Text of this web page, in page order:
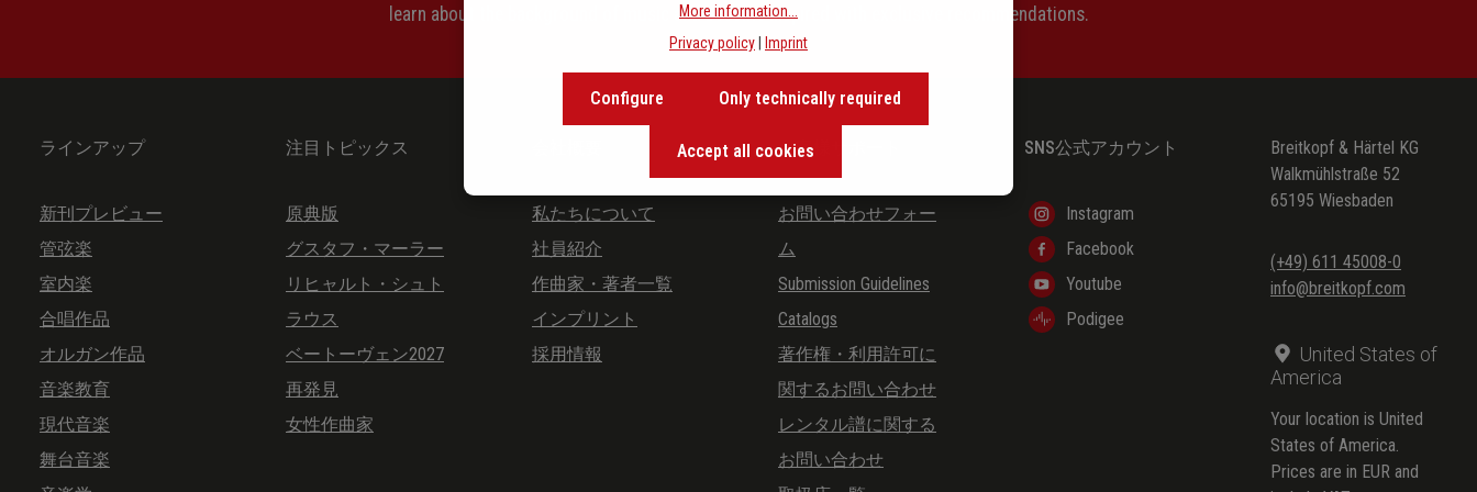
learn about the background of music and become inspired with exclusive recommendations.
ラインアップ
新刊プレビュー
管弦楽
室内楽
合唱作品
オルガン作品
音楽教育
現代音楽
舞台音楽
注目トピックス
原典版
グスタフ・マーラー
リヒャルト・シュト
ラウス
ベートーヴェン2027
再発見
女性作曲家
私たちについて
社員紹介
作曲家・著者一覧
インプリント
採用情報
お客様サポート
お問い合わせフォー
ム
Submission Guidelines
Catalogs
著作権・利用許可に
関するお問い合わせ
レンタル譜に関する
お問い合わせ
SNS公式アカウント
Instagram
Facebook
Youtube
Podigee
Breitkopf & Härtel KG
Walkmühlstraße 52
65195 Wiesbaden
(+49) 611 45008-0
info@breitkopf.com
United States of
America
Your location is United
States of America.
Prices are in EUR and
More information...
Privacy policy
Imprint
Only technically required
Configure
Accept all cookies